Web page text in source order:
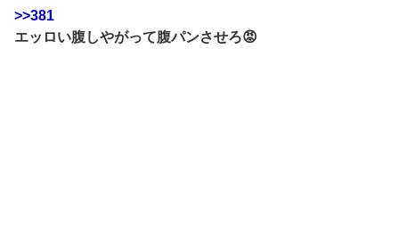
>>381
エッロい腹しやがって腹パンさせろ😡